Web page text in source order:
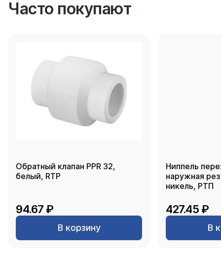
Часто покупают
Обратный клапан PPR 32,
белый, RTP
94.67 ₽
В корзину
Ниппель
наружная
никель, РТП
427.45 ₽
В